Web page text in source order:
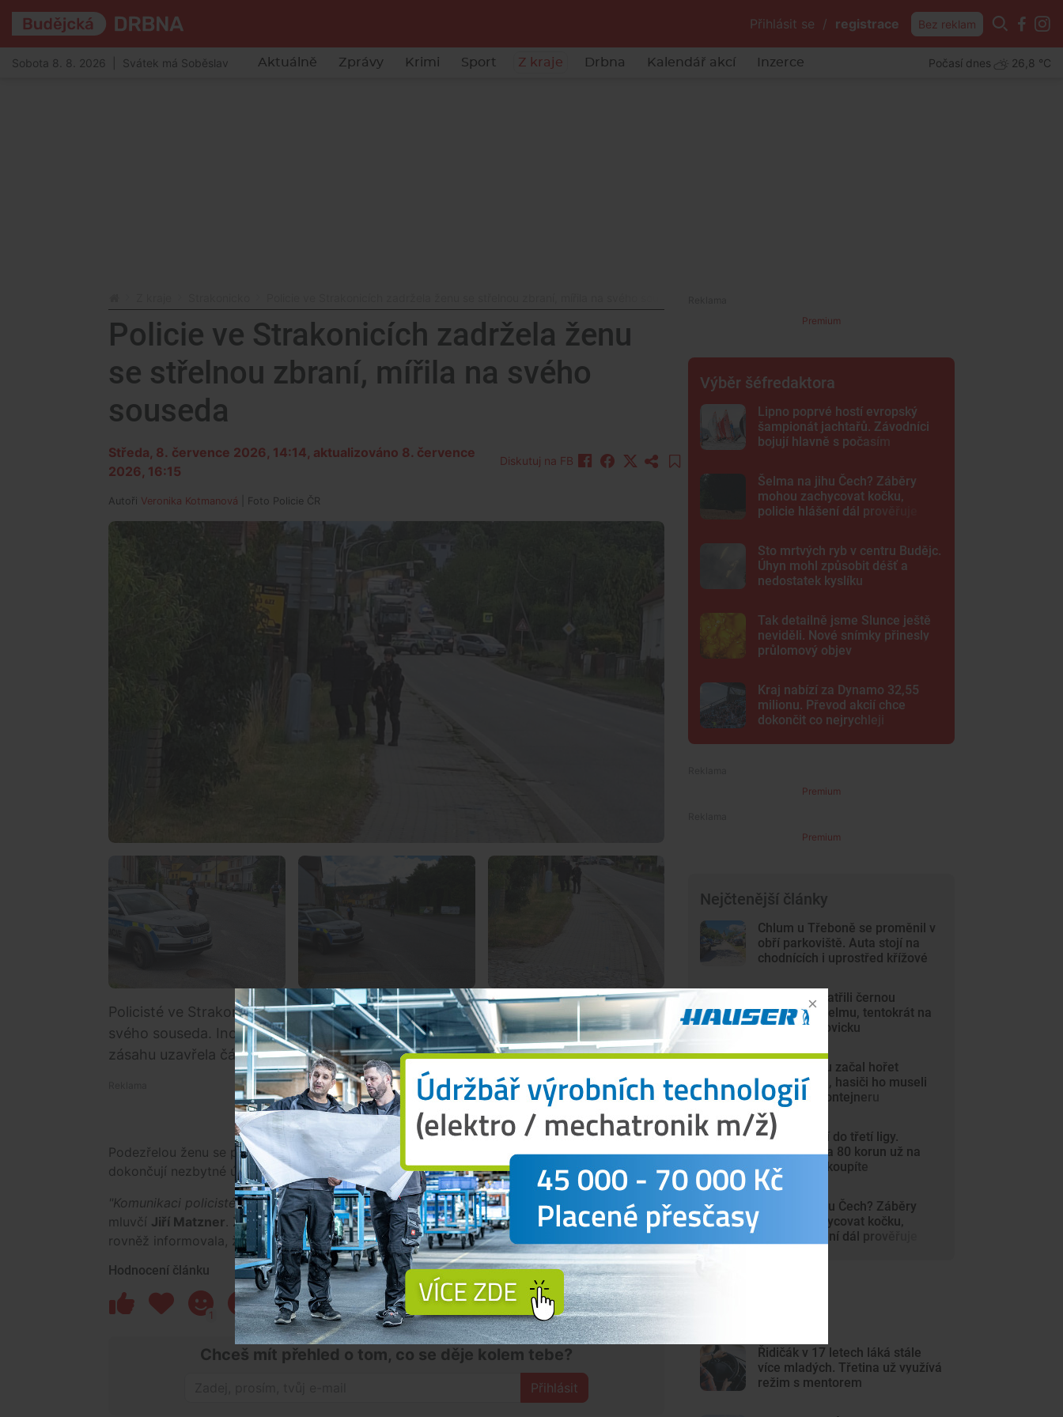
Přihlásit se / registrace Bez reklam
Sobota 8. 8. 2026 | Svátek má Soběslav Aktuálně Zprávy Krimi Sport Z kraje Drbna Kalendář akcí Inzerce Počasí dnes 26,8 °C
Policie ve Strakonicích zadržela ženu
se střelnou zbraní, mířila na svého
souseda
Středa, 8. července 2026, 14:14, aktualizováno 8. července
2026, 16:15
Diskutuj na FB
Autoři Veronika Kotmanová | Foto Policie ČR
Policisté ve Strakonicích zadrželi ženu, která namířila krátkou střelnou zbraň na
svého souseda. Incident se odehrál v okolí Podsrpenské ulice, kde policie kvůli
zásahu uzavřela část oblasti a odkláněla dopravu.
Premium
Podezřelou ženu se policistům podařilo před půl třetí odpoledne zadržet a na místě nyní
dokončují nezbytné úkony. Podle policie už veřejnosti žádné nebezpečí nehrozí.
"Komunikaci policisté uvolní během několika minut. Nikdo nebyl zraněn,"uvedl policejní
mluvčí Jiří Matzner. Žena je aktuálně podezřelá z nebezpečného vyhrožování. Policie
rovněž informovala, že se jednalo o plastovou maketu krátké střelné zbraně.
Hodnocení článku
1 5
Chceš mít přehled o tom, co se děje kolem tebe?
Přihlásit
Premium
Výběr šéfredaktora
Lipno poprvé hostí evropský
šampionát jachtařů. Závodníci
bojují hlavně s počasím
Šelma na jihu Čech? Záběry
mohou zachycovat kočku,
policie hlášení dál prověřuje
Sto mrtvých ryb v centru Budějc.
Úhyn mohl způsobit déšť a
nedostatek kyslíku
Tak detailně jsme Slunce ještě
neviděli. Nové snímky přinesly
průlomový objev
Kraj nabízí za Dynamo 32,55
milionu. Převod akcií chce
dokončit co nejrychleji
Premium
Premium
Nejčtenější články
Chlum u Třeboně se proměnil v
obří parkoviště. Auta stojí na
chodnících i uprostřed křížové
Lidé opět spatřili černou
kočkovitou šelmu, tentokrát na
Českobudějovicku
V autosalonu začal hořet
elektromobil, hasiči ho museli
ponořit do kontejneru
Dynamo míří do třetí ligy.
Vstupenky za 80 korun už na
internetu nekoupíte
Šelma na jihu Čech? Záběry
mohou zachycovat kočku,
policie hlášení dál prověřuje
Řidičák v 17 letech láká stále
více mladých. Třetina už využívá
režim s mentorem